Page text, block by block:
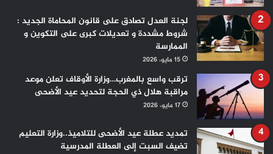
لجنة العدل تصادق على قانون المحاماة الجديد :
شروط مشددة و تعديلات كبرى على التكوين و
الممارسة
15 مايو، 2026
ترقب واسع بالمغرب…وزارة الأوقاف تعلن موعد
مراقبة هلال ذي الحجة لتحديد عيد الأضحى
17 مايو، 2026
تمديد عطلة عيد الأضحى للتلاميذ..وزارة التعليم
تضيف السبت إلى العطلة المدرسية